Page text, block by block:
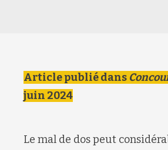
Article publié dans
juin 2024
Le mal de dos peut